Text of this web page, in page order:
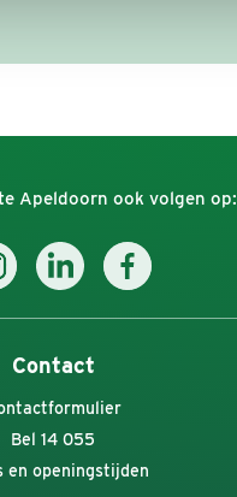
Apeldoorn ook volgen op:
Contact
Bel 14 055
en openingstijden